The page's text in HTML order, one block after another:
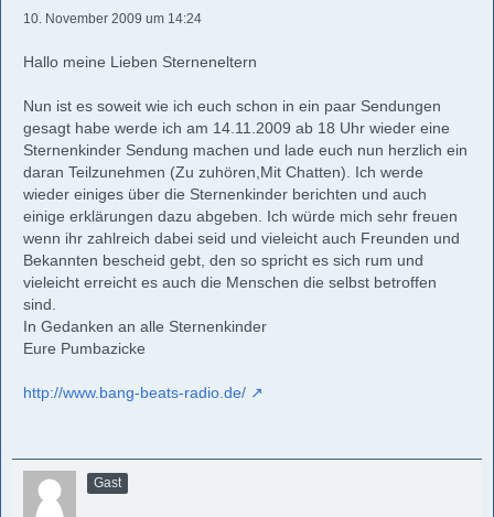
10. November 2009 um 14:24
Hallo meine Lieben Sterneneltern
Nun ist es soweit wie ich euch schon in ein paar Sendungen
gesagt habe werde ich am 14.11.2009 ab 18 Uhr wieder eine
Sternenkinder Sendung machen und lade euch nun herzlich ein
daran Teilzunehmen (Zu zuhören,Mit Chatten). Ich werde
wieder einiges über die Sternenkinder berichten und auch
einige erklärungen dazu abgeben. Ich würde mich sehr freuen
wenn ihr zahlreich dabei seid und vieleicht auch Freunden und
Bekannten bescheid gebt, den so spricht es sich rum und
vieleicht erreicht es auch die Menschen die selbst betroffen
sind.
In Gedanken an alle Sternenkinder
Eure Pumbazicke
http://www.bang-beats-radio.de/
Gast